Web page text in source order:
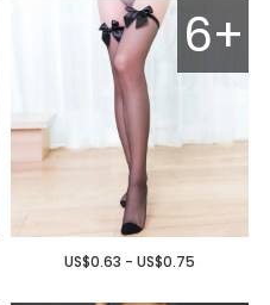
6+
US$0.63 - US$0.75